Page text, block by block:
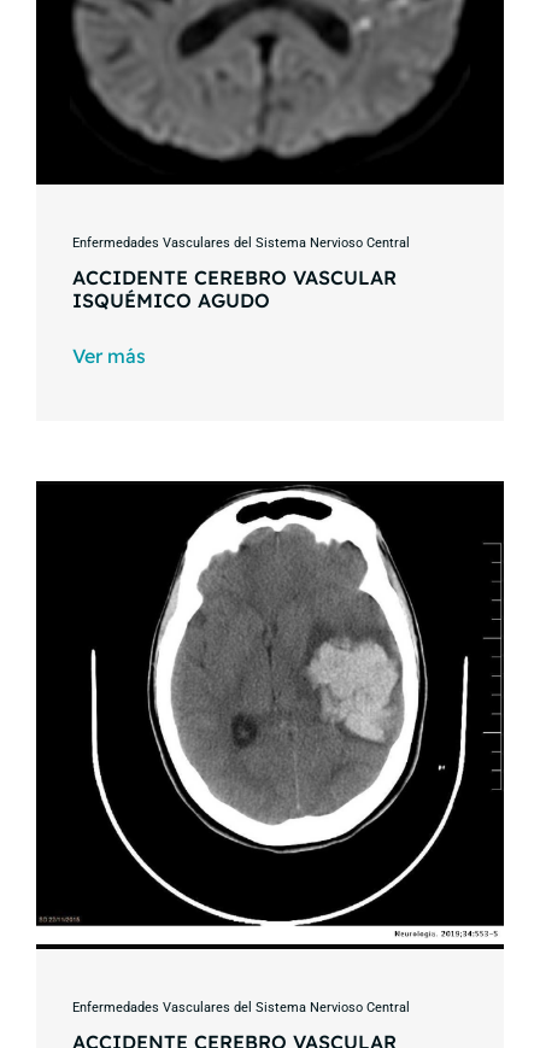
Enfermedades Vasculares del Sistema Nervioso Central
ACCIDENTE CEREBRO VASCULAR
ISQUÉMICO AGUDO
Ver más
Enfermedades Vasculares del Sistema Nervioso Central
ACCIDENTE CEREBRO VASCULAR